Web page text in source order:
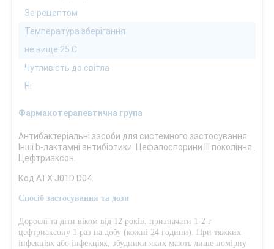
За рецептом
Температура зберігання
не вище 25 С
Чутливість до світла
Ні
Фармакотерапевтична група
Антибактеріальні засоби для системного застосування.
Інші b-лактамні антибіотики. Цефалоспорини ІІІ покоління .
Цефтриаксон.
Код АТХ J01D D04.
Спосіб застосування та дози
Дорослі та діти віком від 12 років: призначати 1-2 г
цефтриаксону 1 раз на добу (кожні 24 години). При тяжких
інфекціях або інфекціях, збудники яких мають лише помірну